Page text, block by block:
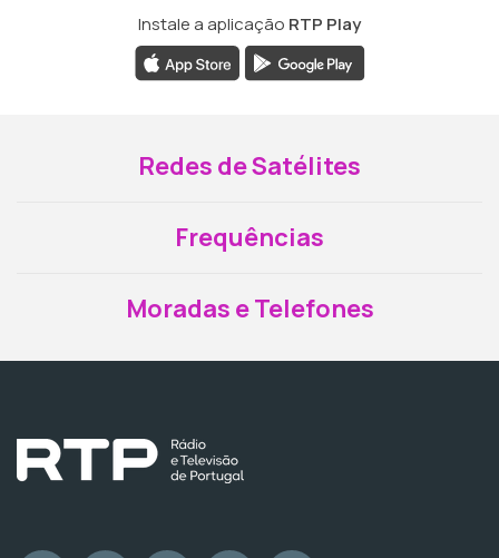
Instale a aplicação RTP Play
Redes de Satélites
Frequências
Moradas e Telefones